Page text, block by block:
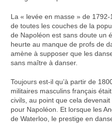
La « levée en masse » de
de toutes les couches de la
de Napoléon est sans doute un
heurte au manque de profs de
amène à supposer que les
sans maître à danser.
Toujours est-il qu’à partir de
militaires masculins français
civils, au point que cela
pour Napoléon. Et lorsque les
de Waterloo, le prestige en